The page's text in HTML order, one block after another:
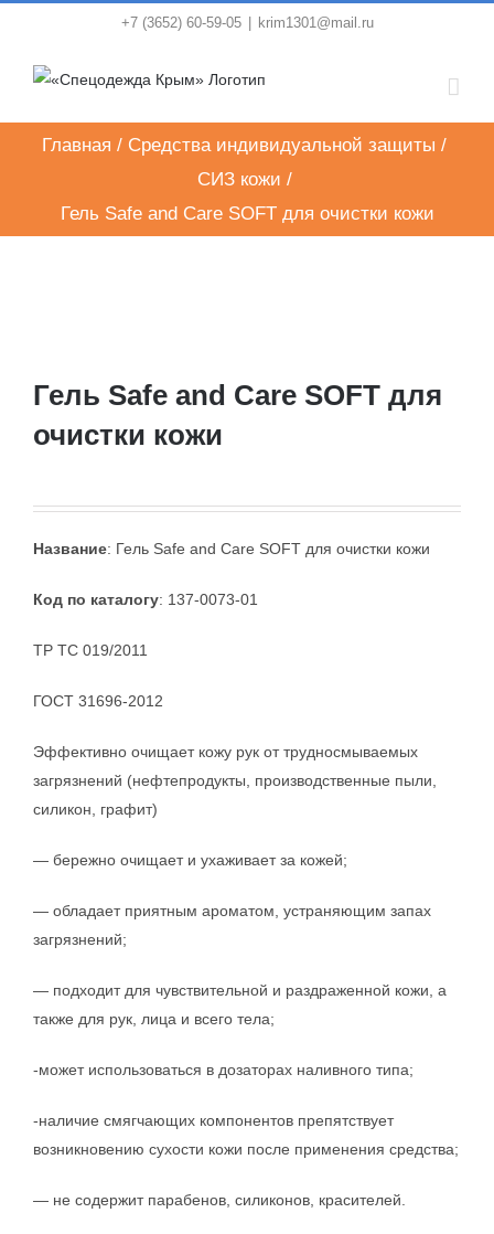
content
+7 (3652) 60-59-05 krim1301@mail.ru
Главная / Средства индивидуальной защиты /
СИЗ кожи /
Гель Safe and Care SOFT для очистки кожи
Гель Safe and Care SOFT для
очистки кожи
Название: Гель Safe and Care SOFT для очистки кожи
Код по каталогу: 137-0073-01
ТР ТС 019/2011
ГОСТ 31696-2012
Эффективно очищает кожу рук от трудносмываемых
загрязнений (нефтепродукты, производственные пыли,
силикон, графит)
— бережно очищает и ухаживает за кожей;
— обладает приятным ароматом, устраняющим запах
загрязнений;
— подходит для чувствительной и раздраженной кожи, а
также для рук, лица и всего тела;
-может использоваться в дозаторах наливного типа;
-наличие смягчающих компонентов препятствует
возникновению сухости кожи после применения средства;
— не содержит парабенов, силиконов, красителей.